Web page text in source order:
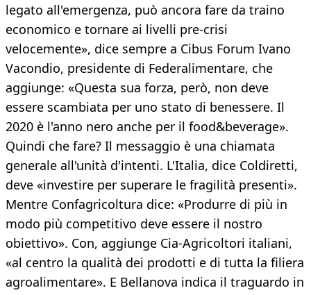
legato all'emergenza, può ancora fare da traino
economico e tornare ai livelli pre-crisi
velocemente», dice sempre a Cibus Forum Ivano
Vacondio, presidente di Federalimentare, che
aggiunge: «Questa sua forza, però, non deve
essere scambiata per uno stato di benessere. Il
2020 è l'anno nero anche per il food&beverage».
Quindi che fare? Il messaggio è una chiamata
generale all'unità d'intenti. L'Italia, dice Coldiretti,
deve «investire per superare le fragilità presenti».
Mentre Confagricoltura dice: «Produrre di più in
modo più competitivo deve essere il nostro
obiettivo». Con, aggiunge Cia-Agricoltori italiani,
«al centro la qualità dei prodotti e di tutta la filiera
agroalimentare». E Bellanova indica il traguardo in